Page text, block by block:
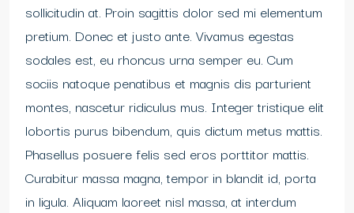
sollicitudin at. Proin sagittis dolor sed mi elementum
pretium. Donec et justo ante. Vivamus egestas
sodales est, eu rhoncus urna semper eu. Cum
sociis natoque penatibus et magnis dis parturient
montes, nascetur ridiculus mus. Integer tristique elit
lobortis purus bibendum, quis dictum metus mattis.
Phasellus posuere felis sed eros porttitor mattis.
Curabitur massa magna, tempor in blandit id, porta
in ligula. Aliquam laoreet nisl massa, at interdum